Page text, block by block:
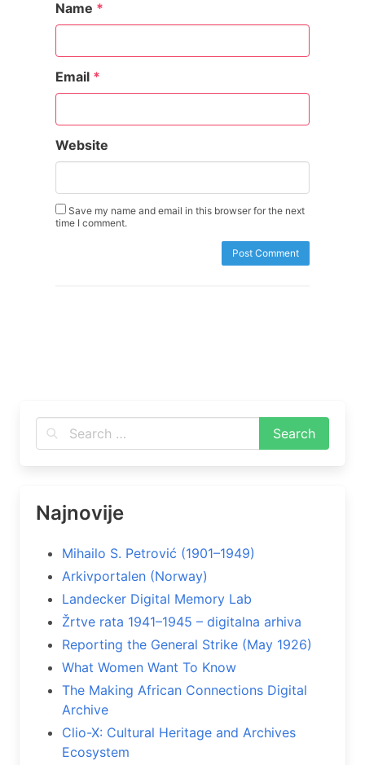
Name *
Email *
Website
Save my name and email in this browser for the next
time I comment.
Najnovije
Mihailo S. Petrović (1901–1949)
Arkivportalen (Norway)
Landecker Digital Memory Lab
Žrtve rata 1941–1945 – digitalna arhiva
Reporting the General Strike (May 1926)
What Women Want To Know
The Making African Connections Digital
Archive
Clio-X: Cultural Heritage and Archives
Ecosystem